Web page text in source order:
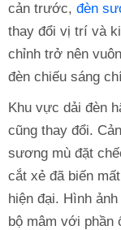
cản trước, đèn
thay đổi vị trí và
chỉnh trở nên
đèn chiếu sáng
Khu vực dải đèn
cũng thay đổi.
sương mù đặt
cắt xẻ đã biến
hiện đại. Hình
bộ mâm với phần